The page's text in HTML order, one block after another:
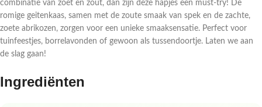
combinatie van zoet en zout, dan zijn deze hapjes een must-try! De
romige geitenkaas, samen met de zoute smaak van spek en de zachte,
zoete abrikozen, zorgen voor een unieke smaaksensatie. Perfect voor
tuinfeestjes, borrelavonden of gewoon als tussendoortje. Laten we aan
de slag gaan!
Ingrediënten